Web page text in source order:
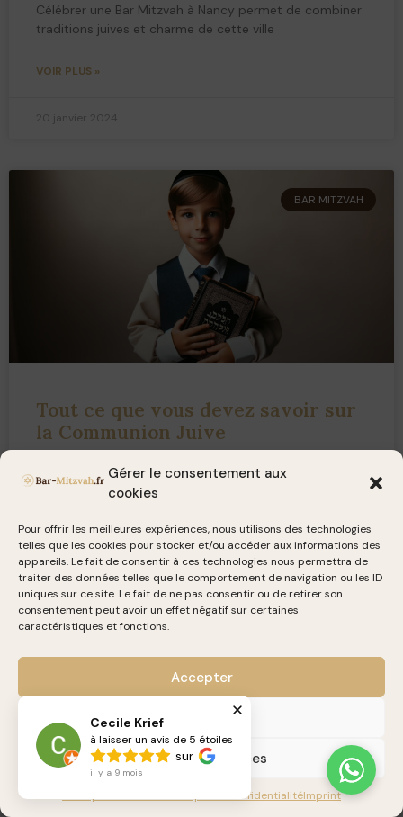
Gérer le consentement aux
cookies
Pour offrir les meilleures expériences, nous utilisons des technologies
telles que les cookies pour stocker et/ou accéder aux informations des
appareils. Le fait de consentir à ces technologies nous permettra de
traiter des données telles que le comportement de navigation ou les ID
uniques sur ce site. Le fait de ne pas consentir ou de retirer son
consentement peut avoir un effet négatif sur certaines
caractéristiques et fonctions.
Accepter
Voir les préférences
Politique de confidentialitéImprint
Célébrer une Bar Mitzvah à Nancy permet de combiner
traditions juives et charme de cette ville
VOIR PLUS »
20 janvier 2024
BAR MITZVAH
Tout ce que vous devez savoir sur
la Communion Juive
Comprendre le concept de la communion juive Les
origines de la communion juive En premier lieu, il est
VOIR PLUS »
13 octobre 2023
Cecile Krief
à laisser un avis de 5 étoiles
sur
il y a 9 mois